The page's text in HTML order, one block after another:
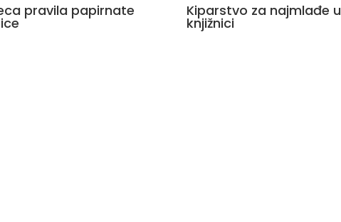
pravila papirnate Kiparstvo za najmlađe u
knjižnici